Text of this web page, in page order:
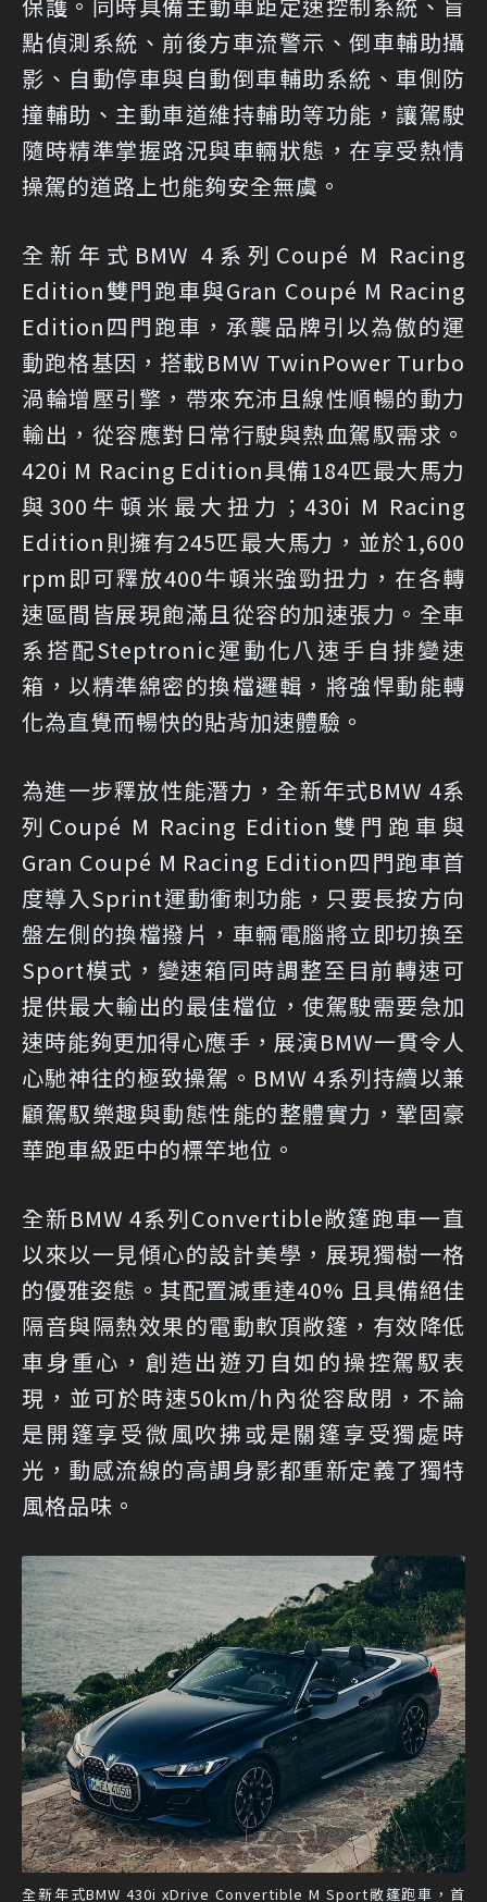
點偵測系統、前後方車流警示、倒車輔助攝
影、自動停車與自動倒車輔助系統、車側防
撞輔助、主動車道維持輔助等功能，讓駕駛
隨時精準掌握路況與車輛狀態，在享受熱情
操駕的道路上也能夠安全無虞。
全新年式BMW 4系列Coupé M Racing
Edition雙門跑車與Gran Coupé M Racing
Edition四門跑車，承襲品牌引以為傲的運
動跑格基因，搭載BMW TwinPower Turbo
渦輪增壓引擎，帶來充沛且線性順暢的動力
輸出，從容應對日常行駛與熱血駕馭需求。
420i M Racing Edition具備184匹最大馬力
與300牛頓米最大扭力；430i M Racing
Edition則擁有245匹最大馬力，並於1,600
rpm即可釋放400牛頓米強勁扭力，在各轉
速區間皆展現飽滿且從容的加速張力。全車
系搭配Steptronic運動化八速手自排變速
箱，以精準綿密的換檔邏輯，將強悍動能轉
化為直覺而暢快的貼背加速體驗。
為進一步釋放性能潛力，全新年式BMW 4系
列Coupé M Racing Edition雙門跑車與
Gran Coupé M Racing Edition四門跑車首
度導入Sprint運動衝刺功能，只要長按方向
盤左側的換檔撥片，車輛電腦將立即切換至
Sport模式，變速箱同時調整至目前轉速可
提供最大輸出的最佳檔位，使駕駛需要急加
速時能夠更加得心應手，展演BMW一貫令人
心馳神往的極致操駕。BMW 4系列持續以兼
顧駕馭樂趣與動態性能的整體實力，鞏固豪
華跑車級距中的標竿地位。
全新BMW 4系列Convertible敞篷跑車一直
以來以一見傾心的設計美學，展現獨樹一格
的優雅姿態。其配置減重達40% 且具備絕佳
隔音與隔熱效果的電動軟頂敞篷，有效降低
車身重心，創造出遊刃自如的操控駕馭表
現，並可於時速50km/h內從容啟閉，不論
是開篷享受微風吹拂或是關篷享受獨處時
光，動感流線的高調身影都重新定義了獨特
風格品味。
全新年式BMW 430i xDrive Convertible M Sport敞篷跑車，首